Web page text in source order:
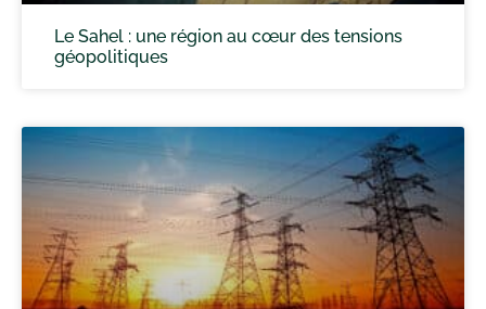
Le Sahel : une région au cœur des tensions
géopolitiques